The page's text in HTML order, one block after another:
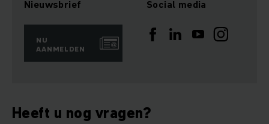
Nieuwsbrief
NU
AANMELDEN
Social media
Heeft u nog vragen?